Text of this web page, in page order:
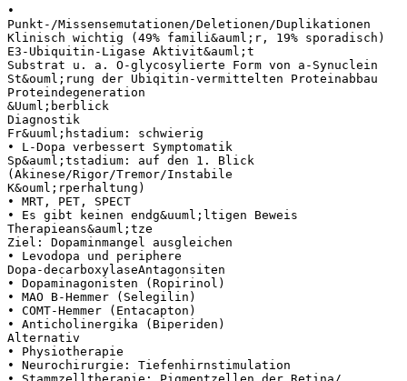
•
Punkt-/Missensemutationen/Deletionen/Duplikationen
Klinisch wichtig (49% famili&auml;r, 19% sporadisch)
E3-Ubiquitin-Ligase Aktivit&auml;t
Substrat u. a. O-glycosylierte Form von a-Synuclein
St&ouml;rung der Ubiqitin-vermittelten Proteinabbau
Proteindegeneration
&Uuml;berblick
Diagnostik
Fr&uuml;hstadium: schwierig
• L-Dopa verbessert Symptomatik
Sp&auml;tstadium: auf den 1. Blick
(Akinese/Rigor/Tremor/Instabile
K&ouml;rperhaltung)
• MRT, PET, SPECT
• Es gibt keinen endg&uuml;ltigen Beweis
Therapieans&auml;tze
Ziel: Dopaminmangel ausgleichen
• Levodopa und periphere
Dopa-decarboxylaseAntagonsiten
• Dopaminagonisten (Ropirinol)
• MAO B-Hemmer (Selegilin)
• COMT-Hemmer (Entacapton)
• Anticholinergika (Biperiden)
Alternativ
• Physiotherapie
• Neurochirurgie: Tiefenhirnstimulation